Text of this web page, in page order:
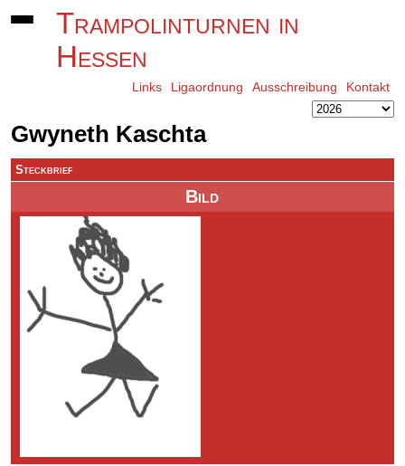
Trampolinturnen in
Hessen
Links Ligaordnung Ausschreibung Kontakt
Gwyneth Kaschta
Bild
Steckbrief